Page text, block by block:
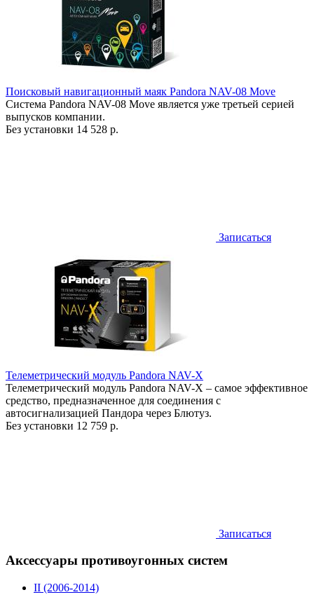
Поисковый навигационный маяк Pandora NAV-08 Move
Система Pandora NAV-08 Move является уже третьей серией
выпусков компании.
Без установки 14 528 р.
Записаться
Телеметрический модуль Pandora NAV-X
Телеметрический модуль Pandora NAV-X – самое эффективное
средство, предназначенное для соединения с
автосигнализацией Пандора через Блютуз.
Без установки 12 759 р.
Записаться
Аксессуары противоугонных систем
II (2006-2014)